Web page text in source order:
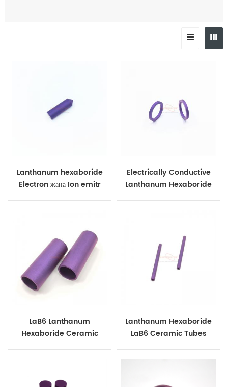
Lanthanum hexaboride
Electron жана Ion emitr
Electrically Conductive
Lanthanum Hexaboride
LaB6 Lanthanum
Hexaboride Ceramic
Lanthanum Hexaboride
LaB6 Ceramic Tubes